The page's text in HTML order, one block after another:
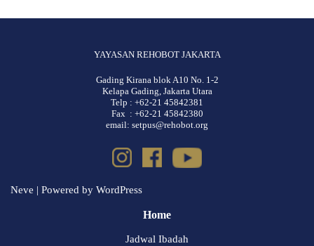
YAYASAN REHOBOT JAKARTA
Gading Kirana blok A10 No. 1-2
Kelapa Gading, Jakarta Utara
Telp : +62-21 45842381
Fax : +62-21 45842380
email: setpus@rehobot.org
Neve | Powered by WordPress
Home
Jadwal Ibadah